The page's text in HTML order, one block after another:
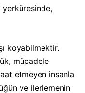
koyabilmektir.
mücadele
etmeyen insanla
ve ilerlemenin